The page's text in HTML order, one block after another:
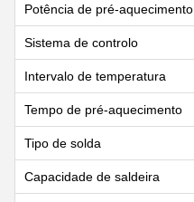
Potência de pré-aquecimento
Sistema de controlo
Intervalo de temperatura
Tempo de pré-aquecimento
Tipo de solda
Capacidade de saldeira